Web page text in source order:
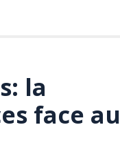
la
face au